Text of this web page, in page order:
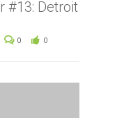
#13: Detroit
0 0